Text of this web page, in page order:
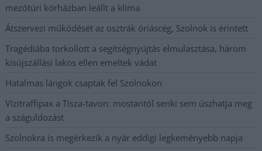
mezőtúri kórházban leállt a klíma
Átszervezi működését az osztrák óriáscég, Szolnok is érintett
Tragédiába torkollott a segítségnyújtás elmulasztása, három
kisújszállási lakos ellen emeltek vádat
Hatalmas lángok csaptak fel Szolnokon
Vízitraffipax a Tisza-tavon: mostantól senki sem úszhatja meg
a száguldozást
Szolnokra is megérkezik a nyár eddigi legkeményebb napja